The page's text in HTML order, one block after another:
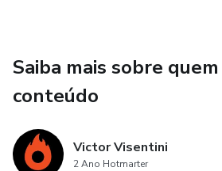
Saiba mais sobre
conteúdo
Victor Visentini
2 Ano Hotmarter